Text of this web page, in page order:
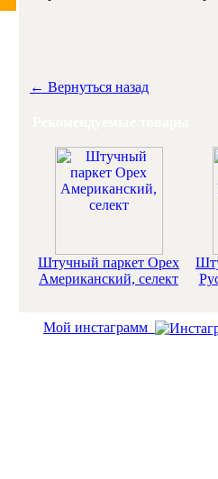
← Вернуться назад
Штучный паркет Орех
Американский, селект
Мой инстаграмм